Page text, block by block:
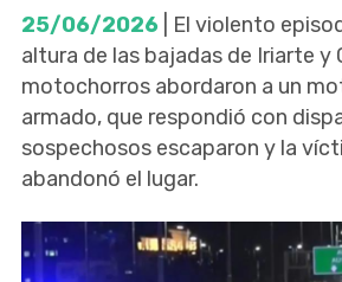
25/06/2026 | El violento
altura de las bajadas de Iriarte y
motochorros abordaron a un
armado, que respondió con
sospechosos escaparon y la
abandonó el lugar.